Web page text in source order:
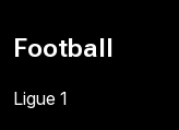
Football
Ligue 1